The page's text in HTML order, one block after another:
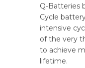
Q-Batteries
Cycle
intensive
of the very
to achieve
lifetime.